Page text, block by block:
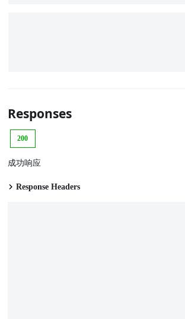
Responses
200
成功响应
Response Headers